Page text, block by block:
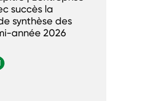
succès la
synthèse des
année 2026